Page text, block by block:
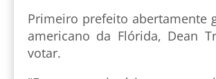
Primeiro prefeito abertamente
americano da Flórida, Dean
votar.